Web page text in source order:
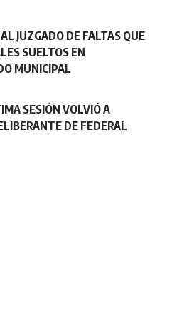
JUZGADO DE FALTAS QUE
SUELTOS EN
MUNICIPAL
SESIÓN VOLVIÓ A
DE FEDERAL